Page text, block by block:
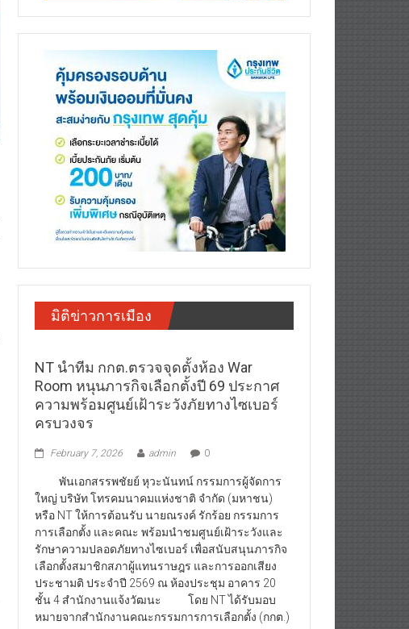
มิติข่าวการเมือง
NT นำทีม กกต.ตรวจจุดตั้งห้อง War
Room หนุนภารกิจเลือกตั้งปี 69 ประกาศ
ความพร้อมศูนย์เฝ้าระวังภัยทางไซเบอร์
ครบวงจร
February 7, 2026 admin 0
พันเอกสรรพชัยย์ หุวะนันทน์ กรรมการผู้จัดการ
ใหญ่ บริษัท โทรคมนาคมแห่งชาติ จำกัด (มหาชน)
หรือ NT ให้การต้อนรับ นายณรงค์ รักร้อย กรรมการ
การเลือกตั้ง และคณะ พร้อมนำชมศูนย์เฝ้าระวังและ
รักษาความปลอดภัยทางไซเบอร์ เพื่อสนับสนุนภารกิจ
เลือกตั้งสมาชิกสภาผู้แทนราษฎร และการออกเสียง
ประชามติ ประจำปี 2569 ณ ห้องประชุม อาคาร 20
ชั้น 4 สำนักงานแจ้งวัฒนะ โดย NT ได้รับมอบ
หมายจากสำนักงานคณะกรรมการการเลือกตั้ง (กกต.)